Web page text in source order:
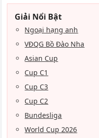
Giải Nổi Bật
Ngoại hạng anh
VĐQG Bồ Đào Nha
Asian Cup
Cup C1
Cup C3
Cup C2
Bundesliga
World Cup 2026